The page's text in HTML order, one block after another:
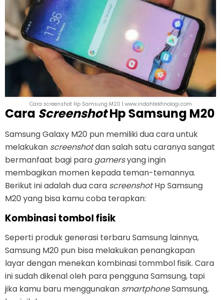
Cara screenshot Hp Samsung M20 | www.indahtekhnologi.com
Cara ScreenshotHp Samsung M20
Samsung Galaxy M20 pun memiliki dua cara untuk
melakukan screenshotdan salah satu caranya sangat
bermanfaat bagi para gamersyang ingin
membagikan momen kepada teman-temannya.
Berikut ini adalah dua cara screenshotHp Samsung
M20 yang bisa kamu coba terapkan:
Kombinasi tombol fisik
Seperti produk generasi terbaru Samsung lainnya,
Samsung M20 pun bisa melakukan penangkapan
layar dengan menekan kombinasi tommbol fisik. Cara
ini sudah dikenal oleh para pengguna Samsung, tapi
jika kamu baru menggunakan smartphoneSamsung,